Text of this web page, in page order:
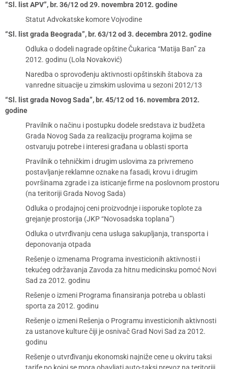
“Sl. list APV”, br. 36/12 od 29. novembra 2012. godine
Statut Advokatske komore Vojvodine
“Sl. list grada Beograda”, br. 63/12 od 3. decembra 2012. godine
Odluka o dodeli nagrade opštine Čukarica “Matija Ban” za
2012. godinu (Lola Novaković)
Naredba o sprovođenju aktivnosti opštinskih štabova za
vanredne situacije u zimskim uslovima u sezoni 2012/13
“Sl. list grada Novog Sada”, br. 45/12 od 16. novembra 2012.
godine
Pravilnik o načinu i postupku dodele sredstava iz budžeta
Grada Novog Sada za realizaciju programa kojima se
ostvaruju potrebe i interesi građana u oblasti sporta
Pravilnik o tehničkim i drugim uslovima za privremeno
postavljanje reklamne oznake na fasadi, krovu i drugim
površinama zgrade i za isticanje firme na poslovnom prostoru
(na teritoriji Grada Novog Sada)
Odluka o prodajnoj ceni proizvodnje i isporuke toplote za
grejanje prostorija (JKP “Novosadska toplana”)
Odluka o utvrđivanju cena usluga sakupljanja, transporta i
deponovanja otpada
Rešenje o izmenama Programa investicionih aktivnosti i
tekućeg održavanja Zavoda za hitnu medicinsku pomoć Novi
Sad za 2012. godinu
Rešenje o izmeni Programa finansiranja potreba u oblasti
sporta za 2012. godinu
Rešenje o izmeni Rešenja o Programu investicionih aktivnosti
za ustanove kulture čiji je osnivač Grad Novi Sad za 2012.
godinu
Rešenje o utvrđivanju ekonomski najniže cene u okviru taksi